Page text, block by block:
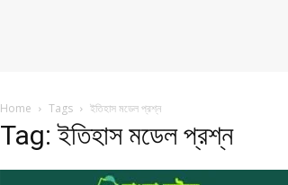
Home Tags ইতিহাস মডেল প্রশ্ন
Tag: ইতিহাস মডেল প্রশ্ন